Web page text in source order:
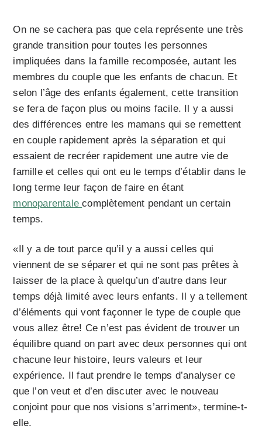
On ne se cachera pas que cela représente une très
grande transition pour toutes les personnes
impliquées dans la famille recomposée, autant les
membres du couple que les enfants de chacun. Et
selon l’âge des enfants également, cette transition
se fera de façon plus ou moins facile. Il y a aussi
des différences entre les mamans qui se remettent
en couple rapidement après la séparation et qui
essaient de recréer rapidement une autre vie de
famille et celles qui ont eu le temps d’établir dans le
long terme leur façon de faire en étant
monoparentalecomplètement pendant un certain
temps.
«Il y a de tout parce qu’il y a aussi celles qui
viennent de se séparer et qui ne sont pas prêtes à
laisser de la place à quelqu’un d’autre dans leur
temps déjà limité avec leurs enfants. Il y a tellement
d’éléments qui vont façonner le type de couple que
vous allez être! Ce n’est pas évident de trouver un
équilibre quand on part avec deux personnes qui ont
chacune leur histoire, leurs valeurs et leur
expérience. Il faut prendre le temps d’analyser ce
que l’on veut et d’en discuter avec le nouveau
conjoint pour que nos visions s’arriment», termine-t-
elle.